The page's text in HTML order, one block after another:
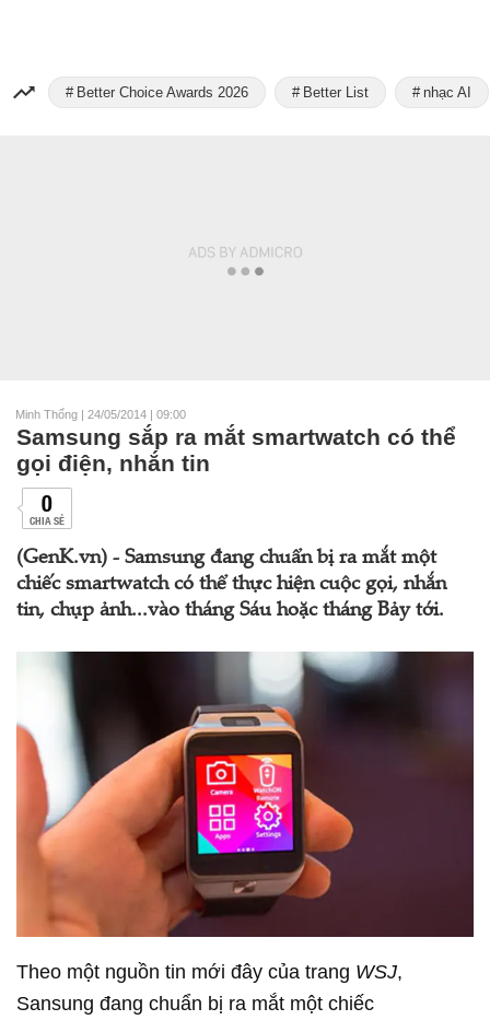
Better Choice Awards 2026 Better List nhạc AI
Minh Thống | 24/05/2014 | 09:00
Samsung sắp ra mắt smartwatch có thể
gọi điện, nhắn tin
0
CHIA SẺ
(GenK.vn) - Samsung đang chuẩn bị ra mắt một
chiếc smartwatch có thể thực hiện cuộc gọi, nhắn
tin, chụp ảnh...vào tháng Sáu hoặc tháng Bảy tới.
Theo một nguồn tin mới đây của trang WSJ,
Sansung đang chuẩn bị ra mắt một chiếc